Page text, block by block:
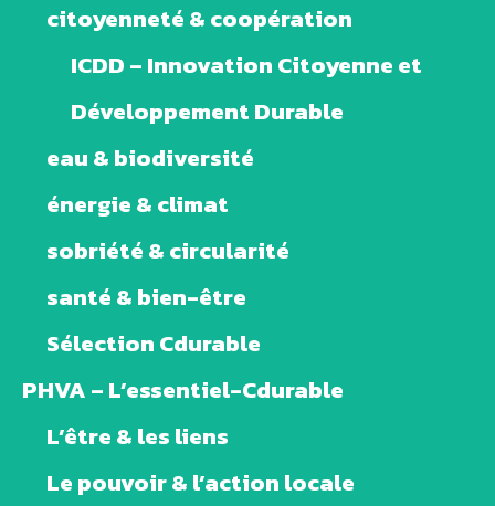
citoyenneté & coopération
ICDD – Innovation Citoyenne et
Développement Durable
eau & biodiversité
énergie & climat
sobriété & circularité
santé & bien-être
Sélection Cdurable
PHVA – L’essentiel-Cdurable
L’être & les liens
Le pouvoir & l’action locale